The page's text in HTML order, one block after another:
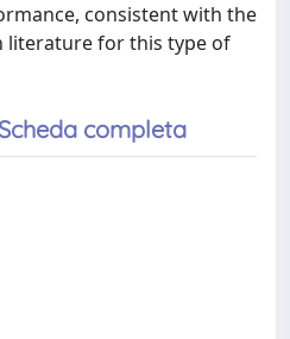
consistent with the
literature for this type of
completa